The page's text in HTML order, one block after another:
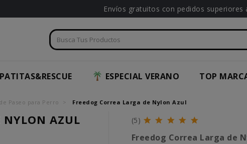
Envíos gratuitos con pedidos superiores
ESPECIAL VERANO TOP
Paseo para Perro Freedog Correa Larga de Nylon Azul
NYLON AZUL (5)
Freedog Correa Larga de